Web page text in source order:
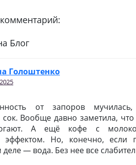
Блог
Голоштенко
от запоров
Вообще давно заметила,
А ещё кофе с
эффектом. Но, конечно, если
деле — вода. Без нее все